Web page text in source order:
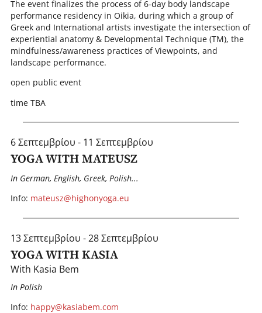
The event finalizes the process of 6-day body landscape
performance residency in Oikia, during which a group of
Greek and International artists investigate the intersection of
experiential anatomy & Developmental Technique (TM), the
mindfulness/awareness practices of Viewpoints, and
landscape performance.
open public event
time TBA
6 Σεπτεμβρίου - 11 Σεπτεμβρίου
YOGA WITH MATEUSZ
In German, English, Greek, Polish...
I nfo: mateusz@highonyoga.eu
13 Σεπτεμβρίου - 28 Σεπτεμβρίου
YOGA WITH KASIA
With Kasia Bem
In Polish
Info: happy@kasiabem.com